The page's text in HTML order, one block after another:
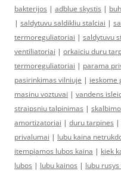
bakterijos | adblue skystis |
| saldytuvu saldikliu stalciai |
termoreguliatoriai | saldytuvu
ventiliatoriai | orkaiciu duru
termoreguliatoriai | parama
pasirinkimas vilniuje | ieskome
masinu voztuvai | vandens
straipsniu talpinimas |
amortizatoriai | duru tarpines |
privalumai | lubu kaina
itempiamos lubos kaina | kiek
lubos | lubu kainos | lubu